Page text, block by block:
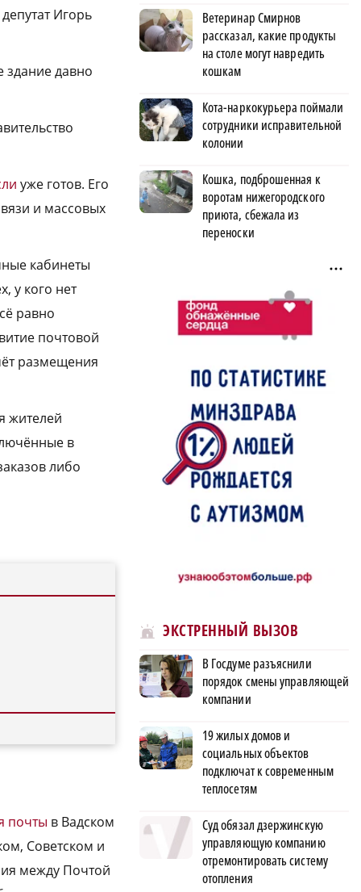
Игорь
здание давно
уже готов. Его
и массовых
кабинеты
у кого нет
равно
почтовой
размещения
жителей
в
либо
почты в Вадском
Советском и
между Почтой
Ветеринар Смирнов
рассказал, какие продукты
на столе могут навредить
кошкам
Кота-наркокурьера поймали
сотрудники исправительной
колонии
Кошка, подброшенная к
воротам нижегородского
приюта, сбежала из
переноски
ЭКСТРЕННЫЙ ВЫЗОВ
В Госдуме разъяснили
порядок смены управляющей
компании
19 жилых домов и
социальных объектов
подключат к современным
теплосетям
Суд обязал дзержинскую
управляющую компанию
отремонтировать систему
отопления